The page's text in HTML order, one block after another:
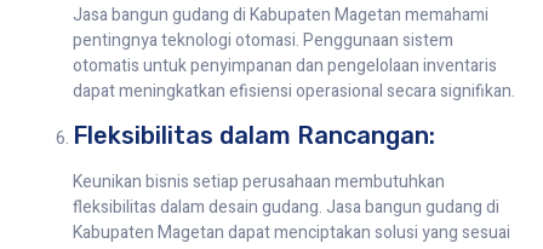
Jasa bangun gudang di Kabupaten Magetan memahami
pentingnya teknologi otomasi. Penggunaan sistem
otomatis untuk penyimpanan dan pengelolaan inventaris
dapat meningkatkan efisiensi operasional secara signifikan.
Fleksibilitas dalam Rancangan:
Keunikan bisnis setiap perusahaan membutuhkan
fleksibilitas dalam desain gudang. Jasa bangun gudang di
Kabupaten Magetan dapat menciptakan solusi yang sesuai